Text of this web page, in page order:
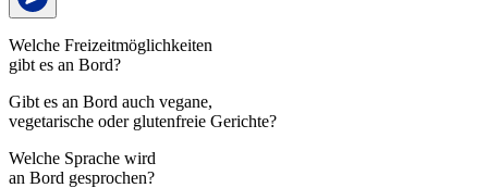
Welche Freizeitmöglichkeiten
gibt es an Bord?
Gibt es an Bord auch vegane,
vegetarische oder glutenfreie Gerichte?
Welche Sprache wird
an Bord gesprochen?